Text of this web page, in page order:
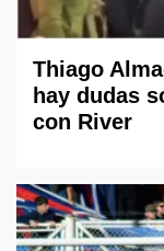
Thiago
hay dudas
con River